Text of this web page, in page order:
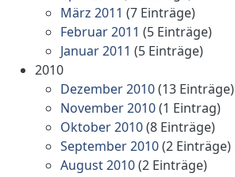
März 2011 (7 Einträge)
Februar 2011 (5 Einträge)
Januar 2011 (5 Einträge)
2010
Dezember 2010(13 Einträge)
November 2010(1 Eintrag)
Oktober 2010(8 Einträge)
September 2010(2 Einträge)
August 2010(2 Einträge)